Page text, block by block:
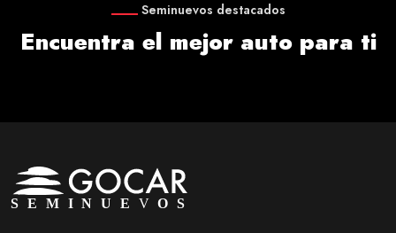
Seminuevos destacados
Encuentra el mejor auto para ti